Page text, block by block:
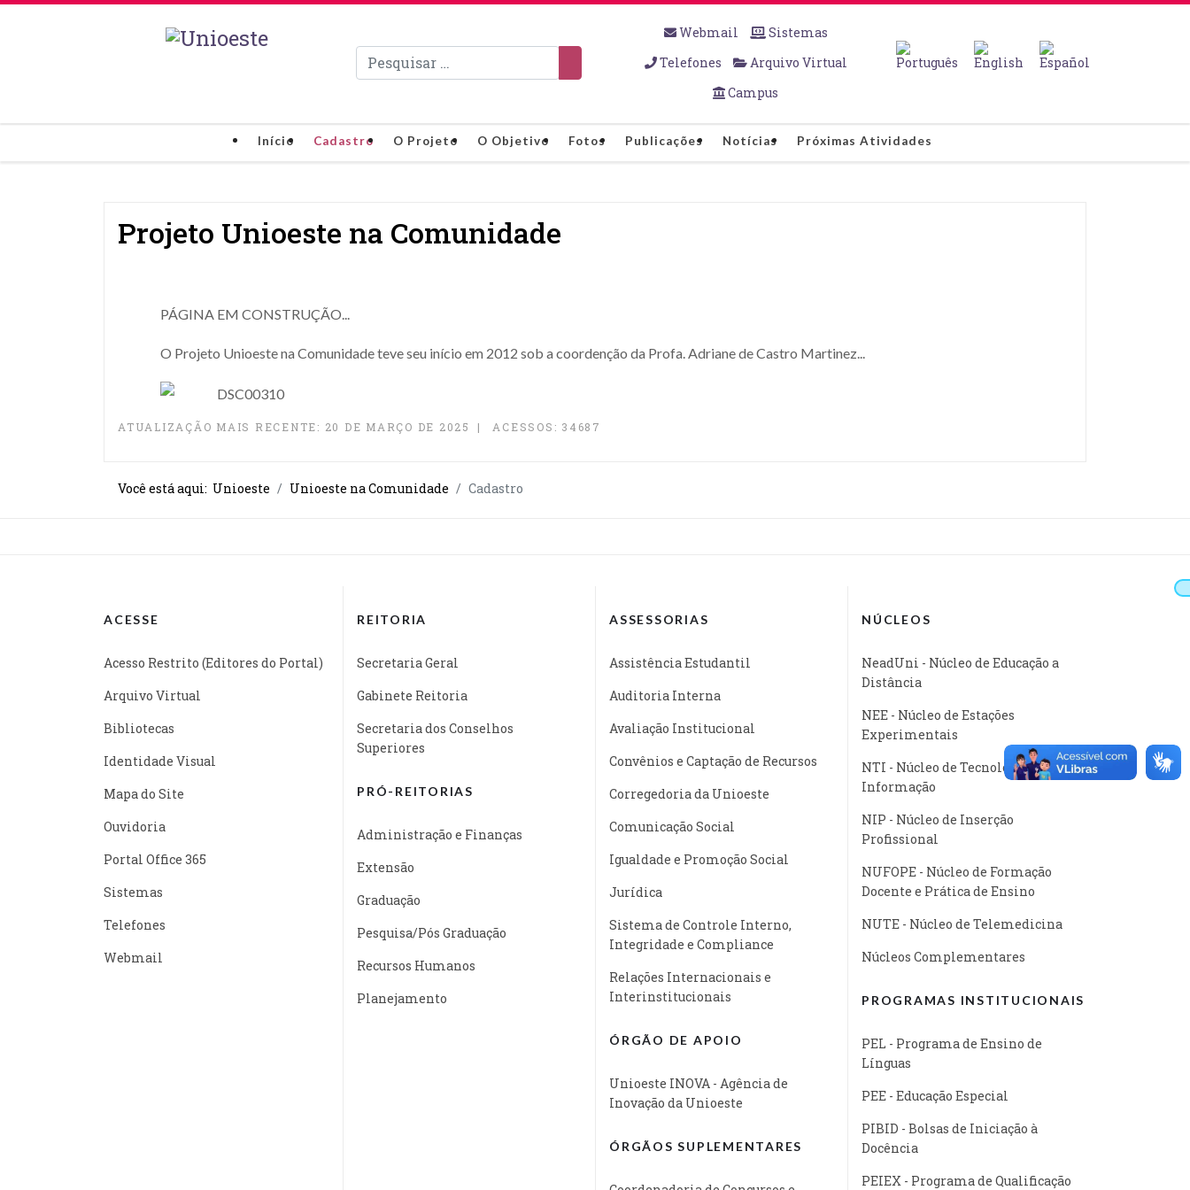
Pesquisar
Webmail
Sistemas
Telefones
Arquivo Virtual
Campus
Início Cadastro O Projeto O Objetivo Fotos Publicações Notícias Próximas Atividades
Projeto Unioeste na Comunidade
PÁGINA EM CONSTRUÇÃO...
O Projeto Unioeste na Comunidade teve seu início em 2012 sob a coordenção da Profa. Adriane de Castro Martinez...
ATUALIZAÇÃO MAIS RECENTE: 20 DE MARÇO DE 2025 ACESSOS: 34687
Você está aqui: Unioeste Unioeste na Comunidade Cadastro
ACESSE
Acesso Restrito (Editores do Portal)
Arquivo Virtual
Bibliotecas
Identidade Visual
Mapa do Site
Ouvidoria
Portal Office 365
Sistemas
Telefones
Webmail
REITORIA
Secretaria Geral
Gabinete Reitoria
Secretaria dos Conselhos
Superiores
PRÓ-REITORIAS
Administração e Finanças
Extensão
Graduação
Pesquisa/Pós Graduação
Recursos Humanos
Planejamento
ASSESSORIAS
Assistência Estudantil
Auditoria Interna
Avaliação Institucional
Convênios e Captação de Recursos
Corregedoria da Unioeste
Comunicação Social
Igualdade e Promoção Social
Jurídica
Sistema de Controle Interno,
Integridade e Compliance
Relações Internacionais e
Interinstitucionais
ÓRGÃO DE APOIO
Unioeste INOVA - Agência de
Inovação da Unioeste
ÓRGÃOS SUPLEMENTARES
NÚCLEOS
NeadUni - Núcleo de Educação a
Distância
NEE - Núcleo de Estações
Experimentais
NTI - Núcleo de Tecnologia da
Informação
NIP - Núcleo de Inserção
Profissional
NUFOPE - Núcleo de Formação
Docente e Prática de Ensino
NUTE - Núcleo de Telemedicina
Núcleos Complementares
PROGRAMAS INSTITUCIONAIS
PEL - Programa de Ensino de
Línguas
PEE - Educação Especial
PIBID - Bolsas de Iniciação à
Docência
PEIEX - Programa de Qualificação